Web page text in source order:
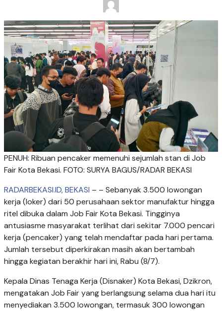
PENUH: Ribuan pencaker memenuhi sejumlah stan di Job
Fair Kota Bekasi. FOTO: SURYA BAGUS/RADAR BEKASI
RADARBEKASI.ID, BEKASI – – Sebanyak 3.500 lowongan
kerja (loker) dari 50 perusahaan sektor manufaktur hingga
ritel dibuka dalam Job Fair Kota Bekasi. Tingginya
antusiasme masyarakat terlihat dari sekitar 7.000 pencari
kerja (pencaker) yang telah mendaftar pada hari pertama.
Jumlah tersebut diperkirakan masih akan bertambah
hingga kegiatan berakhir hari ini, Rabu (8/7).
Kepala Dinas Tenaga Kerja (Disnaker) Kota Bekasi, Dzikron,
mengatakan Job Fair yang berlangsung selama dua hari itu
menyediakan 3.500 lowongan, termasuk 300 lowongan